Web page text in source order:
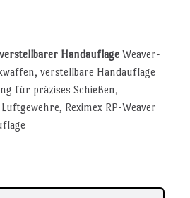
Handauflage Weaver-
verstellbare Handauflage
für präzises Schießen,
Reximex RP-Weaver